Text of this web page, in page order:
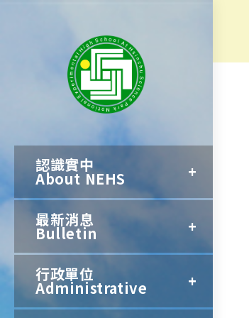
至
認識實中
About NEHS
最新消息
Bulletin
行政單位
Administrative